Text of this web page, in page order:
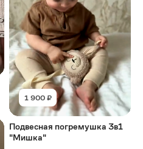
1 900 ₽
Подвесная погремушка 3в1
"Мишка"